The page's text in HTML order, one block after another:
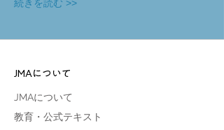
続きを読む >>
JMAについて
JMAについて
教育・公式テキスト